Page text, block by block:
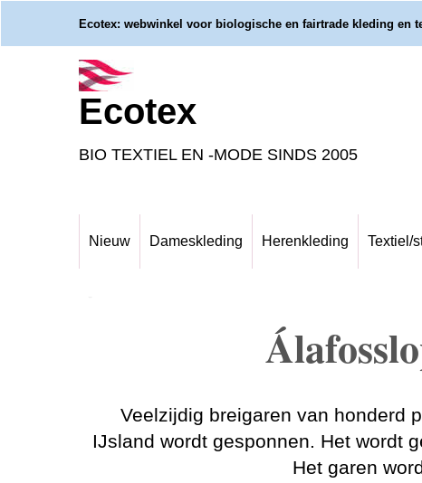
Ecotex: webwinkel voor biologische en fairtrade kleding en
Ecotex
BIO TEXTIEL EN -MODE SINDS 2005
Nieuw Dameskleding Herenkleding Textiel/
Veelzijdig breigaren van honderd
IJsland wordt gesponnen. Het wordt
Het garen